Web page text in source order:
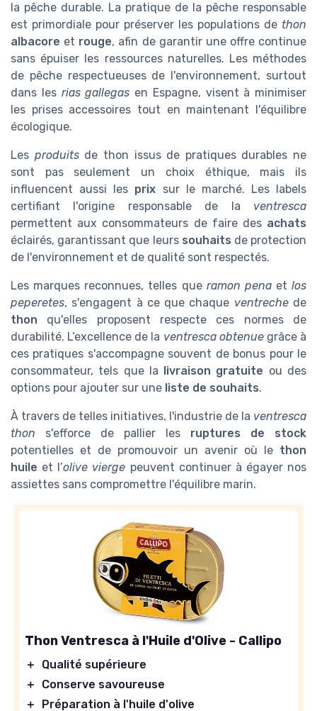
la pêche durable. La pratique de la pêche responsable
est primordiale pour préserver les populations de thon
albacore et rouge, afin de garantir une offre continue
sans épuiser les ressources naturelles. Les méthodes
de pêche respectueuses de l'environnement, surtout
dans les rias gallegas en Espagne, visent à minimiser
les prises accessoires tout en maintenant l'équilibre
écologique.
Les produitsde thon issus de pratiques durables ne
sont pas seulement un choix éthique, mais ils
influencent aussi les prix sur le marché. Les labels
certifiant l'origine responsable de la ventresca
permettent aux consommateurs de faire des achats
éclairés, garantissant que leurs souhaits de protection
de l'environnement et de qualité sont respectés.
Les marques reconnues, telles que ramon penaet los
peperetes, s'engagent à ce que chaque ventrechede
thon qu'elles proposent respecte ces normes de
durabilité. L’excellence de la ventresca obtenuegrâce à
ces pratiques s'accompagne souvent de bonus pour le
consommateur, tels que la livraison gratuite ou des
options pour ajouter sur une liste de souhaits.
À travers de telles initiatives, l'industrie de la ventresca
thon s'efforce de pallier les ruptures de stock
potentielles et de promouvoir un avenir où le thon
huile et l’olive vierge peuvent continuer à égayer nos
assiettes sans compromettre l'équilibre marin.
Thon Ventresca à l'Huile d'Olive - Callipo
＋
Qualité supérieure
＋
Conserve savoureuse
＋
Préparation à l'huile d'olive